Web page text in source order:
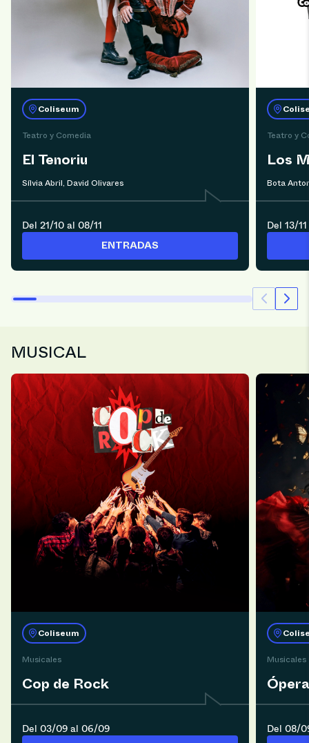
Coliseum
Teatro y Comedia
El Tenoriu
Sílvia Abril, David Olivares
Del 21/10 al 08/11
ENTRADAS
Teatro y
Los
Bota
Del 13/
MUSICAL
Coliseum
Musicales
Cop de Rock
Del 03/09 al 06/09
Musicales
Del 08/